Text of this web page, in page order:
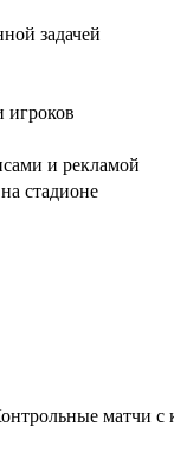
задачей
и рекламой
стадионе
матчи с